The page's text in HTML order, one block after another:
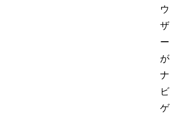
ウ
ザ
ー
が
ナ
ビ
ゲ